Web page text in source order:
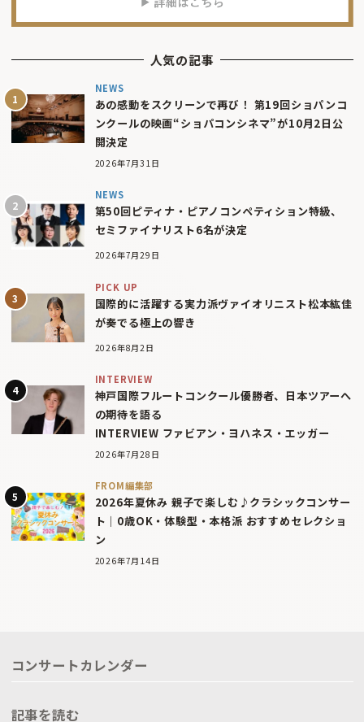
人気の記事
NEWS
あの感動をスクリーンで再び！ 第19回ショパンコ
ンクールの映画“ショパコンシネマ”が10月2日公
開決定
2026年7月31日
NEWS
第50回ピティナ・ピアノコンペティション特級、
セミファイナリスト6名が決定
2026年7月29日
PICK UP
国際的に活躍する実力派ヴァイオリニスト松本紘佳
が奏でる極上の響き
2026年8月2日
INTERVIEW
神戸国際フルートコンクール優勝者、日本ツアーへ
の期待を語る
INTERVIEW ファビアン・ヨハネス・エッガー
2026年7月28日
FROM編集部
2026年夏休み 親子で楽しむ♪クラシックコンサー
ト｜0歳OK・体験型・本格派 おすすめセレクショ
ン
2026年7月14日
コンサートカレンダー
記事を読む